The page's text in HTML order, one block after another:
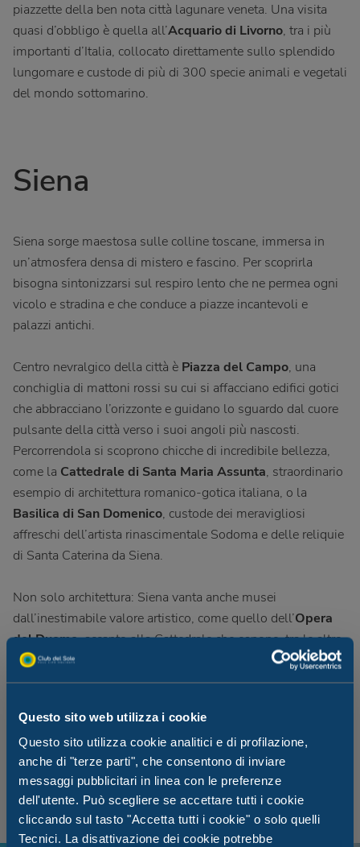
Questo sito web utilizza i cookie
Questo sito utilizza cookie analitici e di profilazione,
anche di "terze parti", che consentono di inviare
messaggi pubblicitari in linea con le preferenze
dell'utente. Può scegliere se accettare tutti i cookie
cliccando sul tasto "Accetta tutti i cookie" o solo quelli
Tecnici. La disattivazione dei cookie potrebbe
piazzette della ben nota città lagunare veneta. Una visita
quasi d’obbligo è quella all’Acquario di Livorno, tra i più
importanti d’Italia, collocato direttamente sullo splendido
lungomare e custode di più di 300 specie animali e vegetali
del mondo sottomarino.
Siena
Siena sorge maestosa sulle colline toscane, immersa in
un’atmosfera densa di mistero e fascino. Per scoprirla
bisogna sintonizzarsi sul respiro lento che ne permea ogni
vicolo e stradina e che conduce a piazze incantevoli e
palazzi antichi.
Centro nevralgico della città è Piazza del Campo, una
conchiglia di mattoni rossi su cui si affacciano edifici gotici
che abbracciano l’orizzonte e guidano lo sguardo dal cuore
pulsante della città verso i suoi angoli più nascosti.
Percorrendola si scoprono chicche di incredibile bellezza,
come la Cattedrale di Santa Maria Assunta, straordinario
esempio di architettura romanico-gotica italiana, o la
Basilica di San Domenico, custode dei meravigliosi
affreschi dell’artista rinascimentale Sodoma e delle reliquie
di Santa Caterina da Siena.
Non solo architettura: Siena vanta anche musei
dall’inestimabile valore artistico, come quello dell’Opera
del Duomo, accanto alla Cattedrale che espone, tra le altre,
le sculture di Donatello e Jacopo della Quercia e le opere
pittoriche di Pietro e Ambrogio Lorenzetti, Beccafumi e
possono ammirare i capolavori di grandi maestri della
pittura senese come Duccio di Buoninsegna e Simone
Martini.